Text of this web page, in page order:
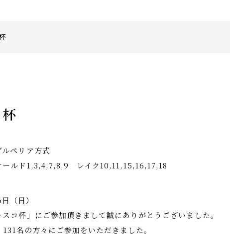
ペリア方式
ールド1,3,4,7,8,9 レイク10,11,15,16,17,18
（日）
コ杯」にご参加頂きまして誠にありがとうございました。
名の方々にご参加をいただきました。